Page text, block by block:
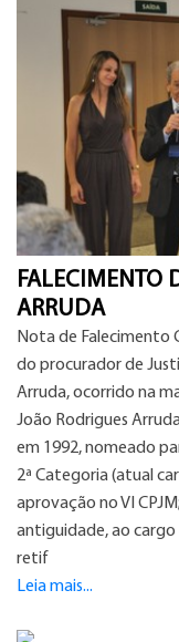
FALECIMENTO
ARRUDA
Nota de Falecimento
do procurador de
Arruda, ocorrido na
João Rodrigues
em 1992, nomeado
2ª Categoria (atual
aprovação no VI
antiguidade, ao
retif
Leia mais...